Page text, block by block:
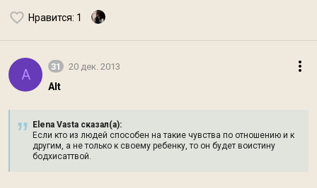
Нравится: 1
A 31 20 дек. 2013
Alt
Elena Vasta сказал(а):
Если кто из людей способен на такие чувства по отношению и к
другим, а не только к своему ребенку, то он будет воистину
бодхисаттвой.